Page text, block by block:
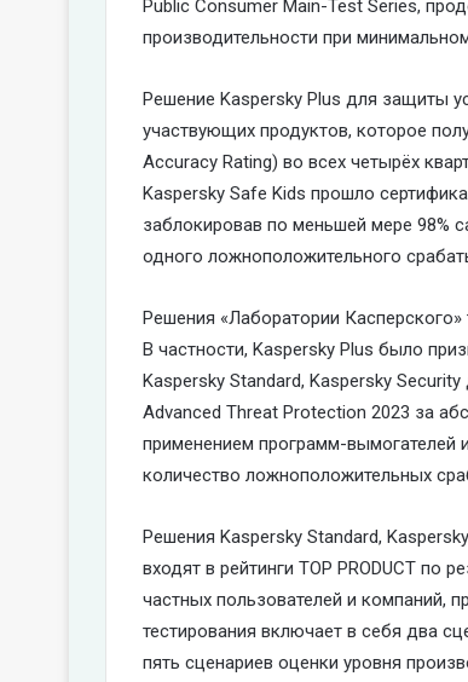
Public Consumer Main-Test Series,
производительности при
Решение Kaspersky Plus для защиты
участвующих продуктов, которое
Accuracy Rating) во всех четырёх
Kaspersky Safe Kids прошло
заблокировав по меньшей мере 98%
одного ложноположительного
Решения «Лаборатории Касперского»
В частности, Kaspersky Plus было
Kaspersky Standard, Kaspersky
Advanced Threat Protection 2023 за
применением программ-вымогателей
количество ложноположительных
Решения Kaspersky Standard,
входят в рейтинги TOP PRODUCT по
частных пользователей и компаний,
тестирования включает в себя два
пять сценариев оценки уровня